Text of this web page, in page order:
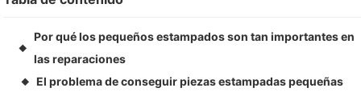
◆
Por qué los pequeños estampados son tan importantes en
las reparaciones
◆ El problema de conseguir piezas estampadas pequeñas